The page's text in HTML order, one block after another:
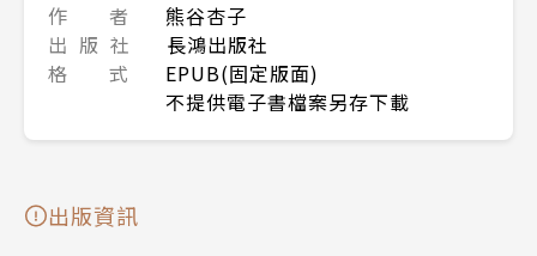
作 者
熊谷杏子
出 版 社
長鴻出版社
格 式
EPUB(固定版面)
不提供電子書檔案另存下載
出版資訊